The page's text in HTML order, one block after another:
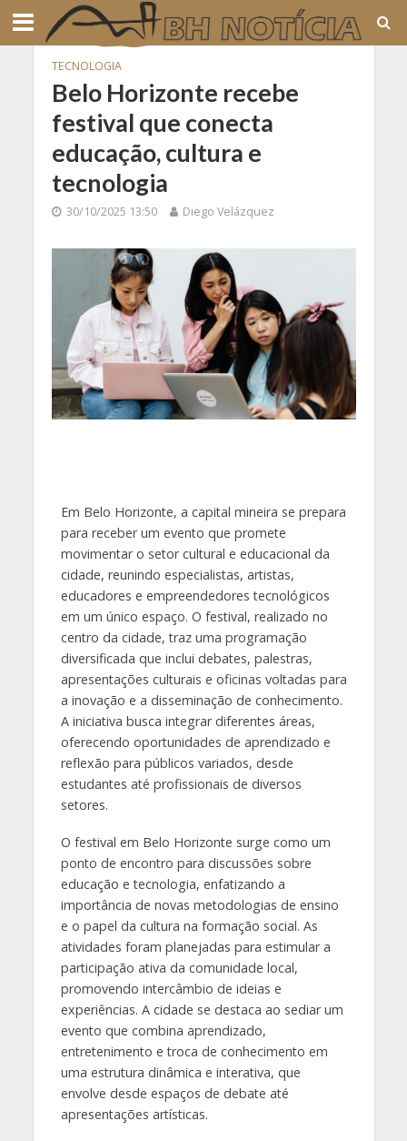
TECNOLOGIA
Belo Horizonte recebe
festival que conecta
educação, cultura e
tecnologia
30/10/2025 13:50 Diego Velázquez
Em Belo Horizonte, a capital mineira se prepara
para receber um evento que promete
movimentar o setor cultural e educacional da
cidade, reunindo especialistas, artistas,
educadores e empreendedores tecnológicos
em um único espaço. O festival, realizado no
centro da cidade, traz uma programação
diversificada que inclui debates, palestras,
apresentações culturais e oficinas voltadas para
a inovação e a disseminação de conhecimento.
A iniciativa busca integrar diferentes áreas,
oferecendo oportunidades de aprendizado e
reflexão para públicos variados, desde
estudantes até profissionais de diversos
setores.
O festival em Belo Horizonte surge como um
ponto de encontro para discussões sobre
educação e tecnologia, enfatizando a
importância de novas metodologias de ensino
e o papel da cultura na formação social. As
atividades foram planejadas para estimular a
participação ativa da comunidade local,
promovendo intercâmbio de ideias e
experiências. A cidade se destaca ao sediar um
evento que combina aprendizado,
entretenimento e troca de conhecimento em
uma estrutura dinâmica e interativa, que
envolve desde espaços de debate até
apresentações artísticas.